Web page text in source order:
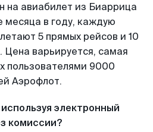
на авиабилет из Биаррица
месяца в году, каждую
5 прямых рейсов и 10
Цена варьируется, самая
пользователями 9000
Аэрофлот.
электронный
комиссии?